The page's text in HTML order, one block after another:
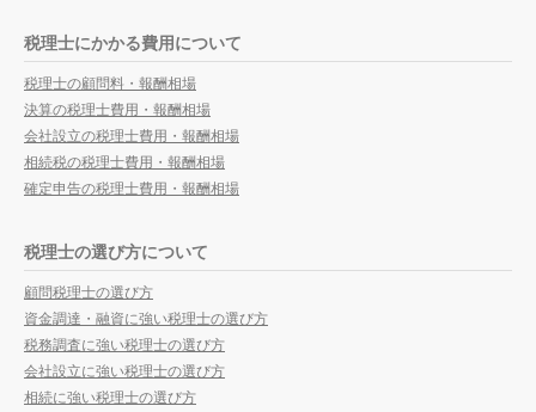
税理士にかかる費用について
税理士の顧問料・報酬相場
決算の税理士費用・報酬相場
会社設立の税理士費用・報酬相場
相続税の税理士費用・報酬相場
確定申告の税理士費用・報酬相場
税理士の選び方について
顧問税理士の選び方
資金調達・融資に強い税理士の選び方
税務調査に強い税理士の選び方
会社設立に強い税理士の選び方
相続に強い税理士の選び方